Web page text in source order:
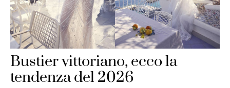
Bustier vittoriano, ecco la
tendenza del 2026